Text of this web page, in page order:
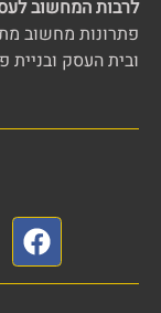
לרבות המחשוב
פתרונות מחשוב
ובית העסק ובניית